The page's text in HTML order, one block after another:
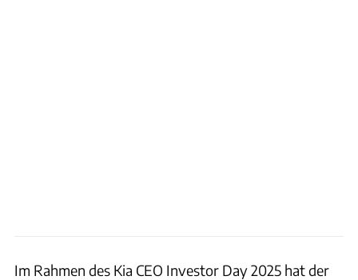
Im Rahmen des Kia CEO Investor Day 2025 hat der